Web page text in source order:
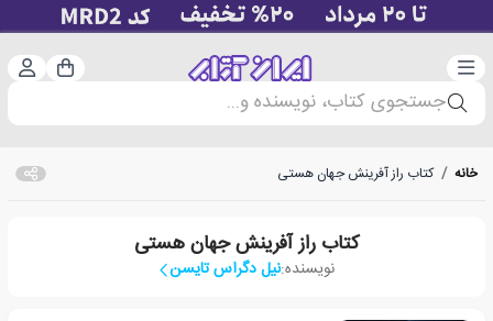
دسته‌بندی سبد
جستجوی کتاب، نویسنده و...
خانه / کتاب راز آفرینش جهان هستی
کتاب راز آفرینش جهان هستی
نویسنده:نیل دگراس تایسن